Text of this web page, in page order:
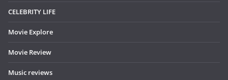
CELEBRITY LIFE
Movie Explore
Movie Review
Music reviews